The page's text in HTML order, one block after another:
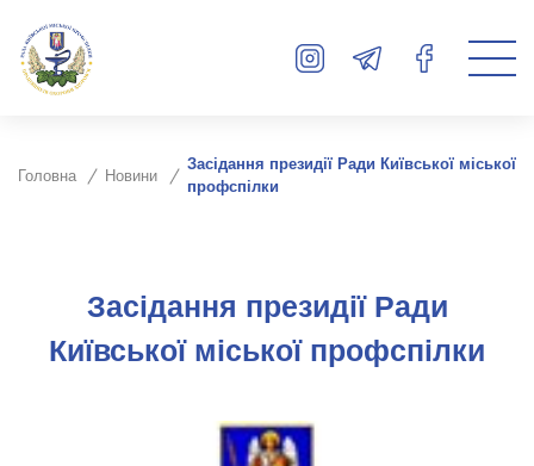
Головна Новини
Засідання президії Ради Київської міської
профспілки
Засідання президії Ради
Київської міської профспілки